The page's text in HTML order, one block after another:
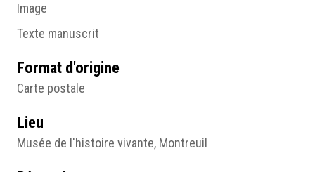
Image
Texte manuscrit
Format d'origine
Carte postale
Lieu
Musée de l'histoire vivante, Montreuil